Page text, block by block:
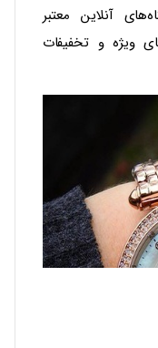
آنلاین معتبر
ویژه و تخفیفات